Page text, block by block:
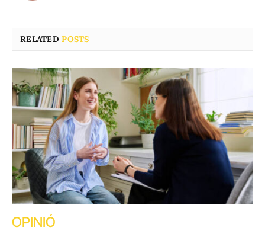
RELATEDPOSTS
OPINIÓ